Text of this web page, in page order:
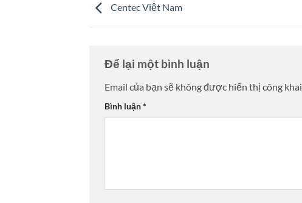
Centec Việt Nam
Để lại một bình luận
Email của bạn sẽ không được hiển thị công khai.
Bình luận*